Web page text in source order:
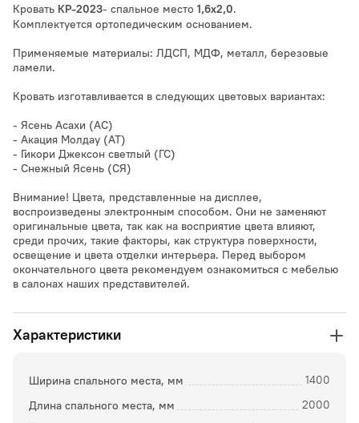
Кровать КР-2023- спальное место 1,6х2,0.
Комплектуется ортопедическим основанием.
Применяемые материалы: ЛДСП, МДФ, металл, березовые
ламели.
Кровать изготавливается в следующих цветовых вариантах:
- Ясень Асахи (АС)
- Акация Молдау (АТ)
- Гикори Джексон светлый (ГС)
- Снежный Ясень (СЯ)
Внимание! Цвета, представленные на дисплее,
воспроизведены электронным способом. Они не заменяют
оригинальные цвета, так как на восприятие цвета влияют,
среди прочих, такие факторы, как структура поверхности,
освещение и цвета отделки интерьера. Перед выбором
окончательного цвета рекомендуем ознакомиться с мебелью
в салонах наших представителей.
Характеристики
Ширина спального места, мм 1400
Длина спального места, мм 2000